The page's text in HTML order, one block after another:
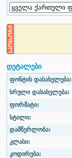
დეტალები
ფონტის დასახელება:
სრული დასახელება:
ფორმატი:
სტილი:
დამწერლობა:
კლასი:
კოდირება: